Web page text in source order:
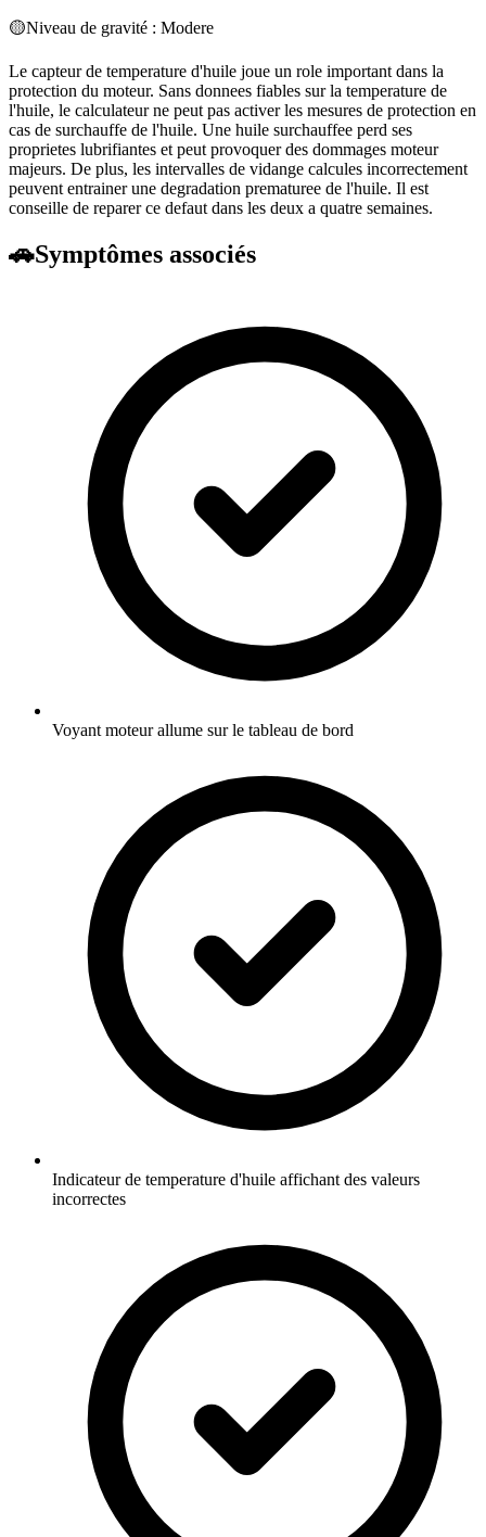
🟡Niveau de gravité : Modere
Le capteur de temperature d'huile joue un role important dans la
protection du moteur. Sans donnees fiables sur la temperature de
l'huile, le calculateur ne peut pas activer les mesures de protection en
cas de surchauffe de l'huile. Une huile surchauffee perd ses
proprietes lubrifiantes et peut provoquer des dommages moteur
majeurs. De plus, les intervalles de vidange calcules incorrectement
peuvent entrainer une degradation prematuree de l'huile. Il est
conseille de reparer ce defaut dans les deux a quatre semaines.
🚗Symptômes associés
Voyant moteur allume sur le tableau de bord
Indicateur de temperature d'huile affichant des valeurs
incorrectes